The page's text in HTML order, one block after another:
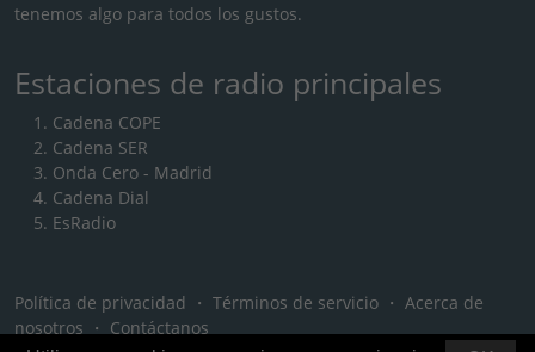
tenemos algo para todos los gustos.
Estaciones de radio principales
Cadena COPE
Cadena SER
Onda Cero - Madrid
Cadena Dial
EsRadio
Política de privacidad ・ Términos de servicio ・ Acerca de
nosotros ・ Contáctanos